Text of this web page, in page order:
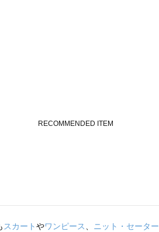
スカートやワンピース、 ニット・セーター